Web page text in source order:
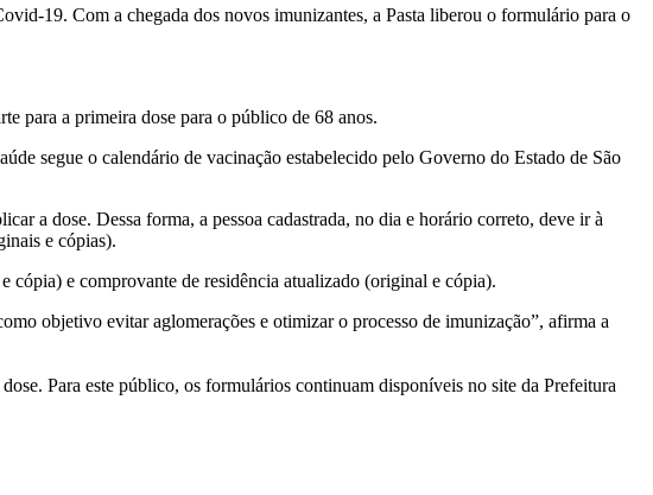
19. Com a chegada dos novos imunizantes, a Pasta liberou o formulário para o
para a primeira dose para o público de 68 anos.
segue o calendário de vacinação estabelecido pelo Governo do Estado de São
a dose. Dessa forma, a pessoa cadastrada, no dia e horário correto, deve ir à
e cópias).
e comprovante de residência atualizado (original e cópia).
objetivo evitar aglomerações e otimizar o processo de imunização”, afirma a
Para este público, os formulários continuam disponíveis no site da Prefeitura